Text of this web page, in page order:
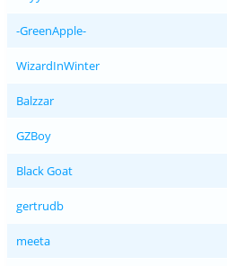
-GreenApple-
WizardInWinter
Balzzar
GZBoy
Black Goat
gertrudb
meeta